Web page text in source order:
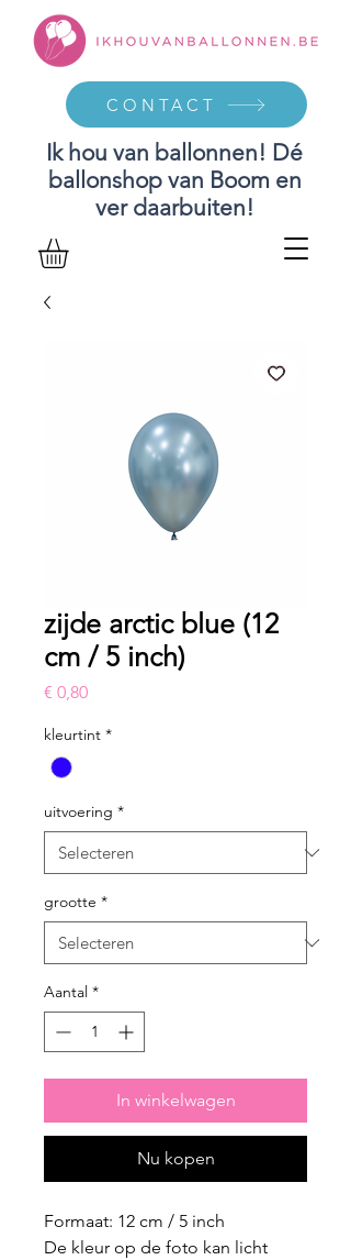
Ik hou van ballonnen! Dé
ballonshop van Boom en
ver daarbuiten!
CONTACT
zijde arctic blue (12
cm / 5 inch)
€ 0,80Prijs
kleurtint *
uitvoering *
grootte *
Aantal *
In winkelwagen
Nu kopen
Formaat: 12 cm / 5 inch
De kleur op de foto kan licht